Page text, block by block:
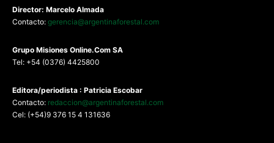
Director: Marcelo Almada
Contacto: gerencia@argentinaforestal.com
Grupo Misiones Online.Com SA
Tel: +54 (0376) 4425800
Editora/periodista : Patricia Escobar
Contacto: redaccion@argentinaforestal.com
Cel: (+54)9 376 15 4 131636